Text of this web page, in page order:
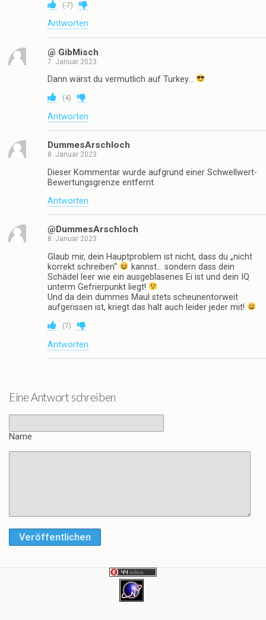
(-7)
Antworten
@ GibMisch
7. Januar 2023
Dann wärst du vermutlich auf Turkey…
(4)
Antworten
DummesArschloch
8. Januar 2023
Dieser Kommentar wurde aufgrund einer Schwellwert-
Bewertungsgrenze entfernt.
Antworten
@DummesArschloch
8. Januar 2023
Glaub mir, dein Hauptproblem ist nicht, dass du „nicht
korrekt schreiben“
kannst… sondern dass dein
Schädel leer wie ein ausgeblasenes Ei ist und dein IQ
unterm Gefrierpunkt liegt!
Und da dein dummes Maul stets scheunentorweit
aufgerissen ist, kriegt das halt auch leider jeder mit!
(7)
Antworten
Eine Antwort schreiben
Name
Veröffentlichen